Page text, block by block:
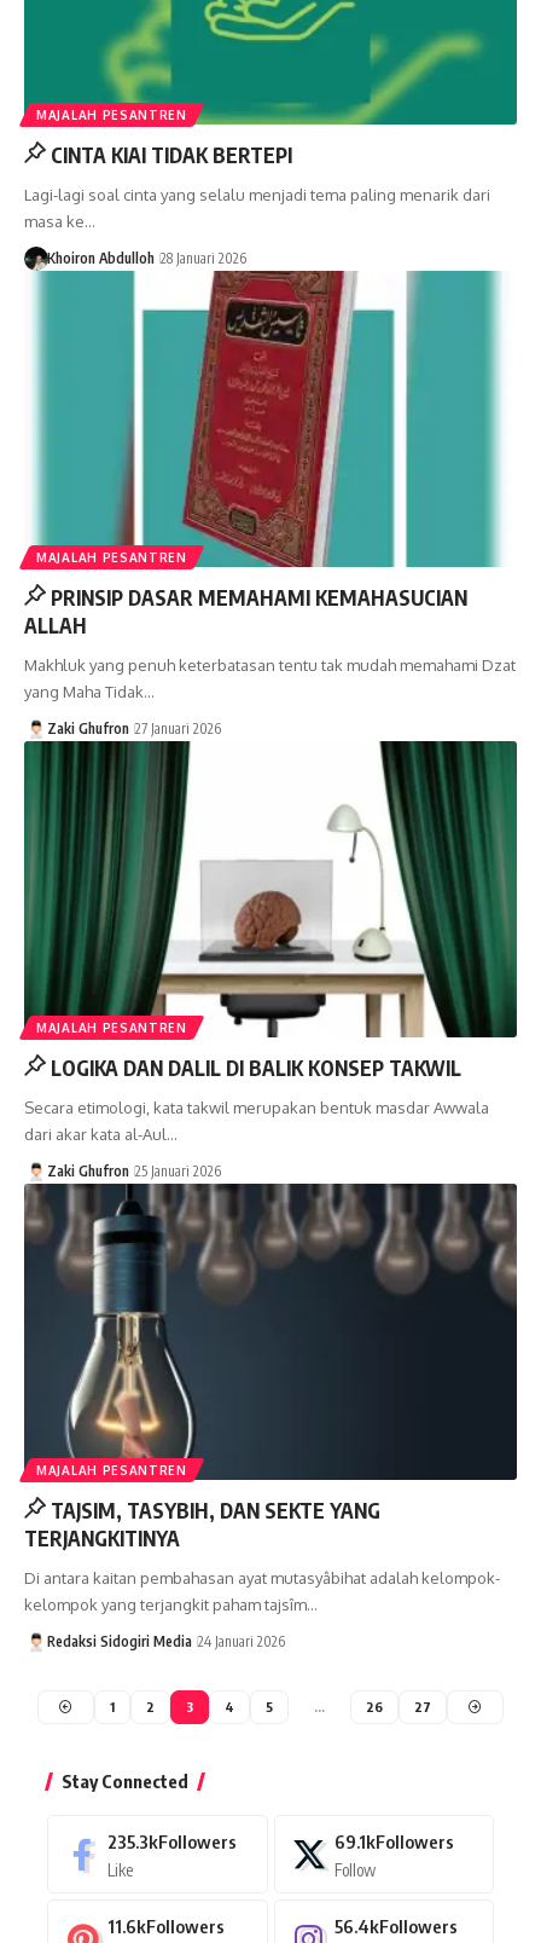
MAJALAH PESANTREN
CINTA KIAI TIDAK BERTEPI
Lagi-lagi soal cinta yang selalu menjadi tema paling menarik dari
masa ke…
Khoiron Abdulloh 28 Januari 2026
MAJALAH PESANTREN
PRINSIP DASAR MEMAHAMI KEMAHASUCIAN
ALLAH
Makhluk yang penuh keterbatasan tentu tak mudah memahami Dzat
yang Maha Tidak…
Zaki Ghufron 27 Januari 2026
MAJALAH PESANTREN
LOGIKA DAN DALIL DI BALIK KONSEP TAKWIL
Secara etimologi, kata takwil merupakan bentuk masdar Awwala
dari akar kata al-Aul…
Zaki Ghufron 25 Januari 2026
MAJALAH PESANTREN
TAJSIM, TASYBIH, DAN SEKTE YANG
TERJANGKITINYA
Di antara kaitan pembahasan ayat mutasyâbihat adalah kelompok-
kelompok yang terjangkit paham tajsîm…
Redaksi Sidogiri Media 24 Januari 2026
1 2 3 4 5 … 26 27
Stay Connected
235.3kFollowers
Like
69.1kFollowers
Follow
11.6kFollowers 56.4kFollowers